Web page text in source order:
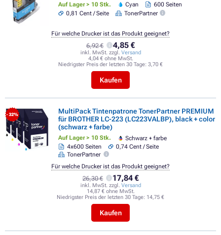
Auf Lager > 10 Stk. Cyan
600 Seiten
0,81 Cent / Seite
TonerPartner
6,92 € 4,85 €
inkl. MwSt. zzgl. Versand
4,04 € ohne MwSt.
Niedrigster Preis der letzten 30 Tage: 3,70 €
Kaufen
Für welche Drucker ist das Produkt geeignet?
- 32%
MultiPack Tintenpatrone TonerPartner PREMIUM
für BROTHER LC-223 (LC223VALBP), black + color
(schwarz + farbe)
Auf Lager > 10 Stk.
Schwarz + farbe
4x600 Seiten
0,74 Cent / Seite
TonerPartner
26,30 € 17,84 €
inkl. MwSt. zzgl. Versand
14,87 € ohne MwSt.
Niedrigster Preis der letzten 30 Tage: 14,75 €
Kaufen
Für welche Drucker ist das Produkt geeignet?